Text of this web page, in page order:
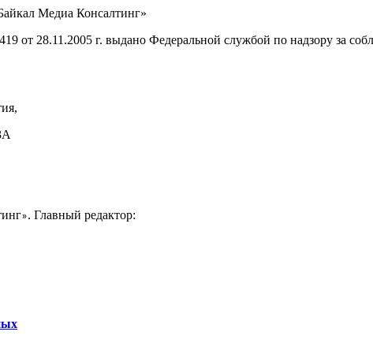
Медиа Консалтинг»
28.11.2005 г. выдано Федеральной службой по надзору за
». Главный редактор: